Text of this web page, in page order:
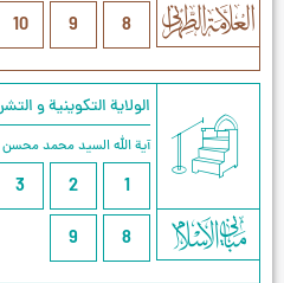
8
9
10
الولاية التكوينية و
آية الله السيد محمد محسن
1
2
3
8
9